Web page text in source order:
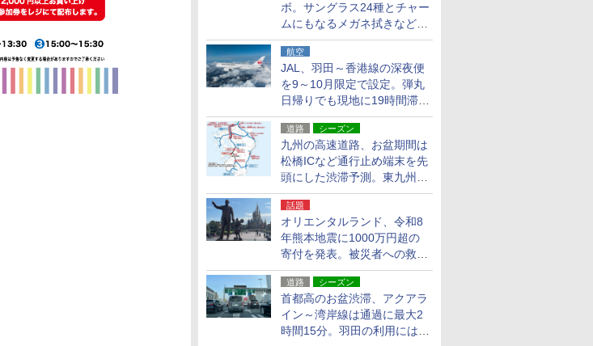
ボ。サングラス24種とチャー
ムにもなるメガネ拭きなど雑
貨24種
航空
JAL、羽田～香港線の深夜便
を9～10月限定で設定。弾丸
日帰りでも現地に19時間滞在
できる
道路 シーズン
九州の高速道路、お盆期間は
松橋ICなど通行止め端末を先
頭にした渋滞予測。東九州道
への迂回は料金調整を実施
話題
オリエンタルランド、令和8
年熊本地震に1000万円超の
寄付を発表。被災者への救援
活動・復旧支援
道路 シーズン
首都高のお盆渋滞、アクアラ
イン～湾岸線は通過に最大2
時間15分。羽田の利用には